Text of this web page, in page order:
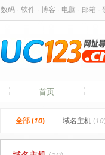
数码 软件 博客 电脑 邮箱
首页
全部 (10) 域名主机 (10)